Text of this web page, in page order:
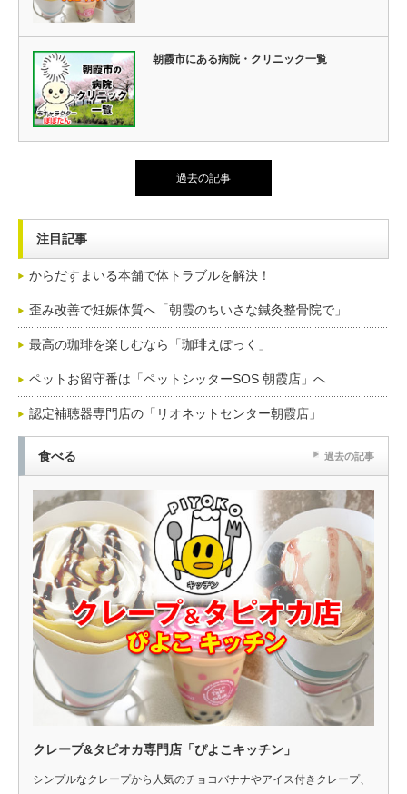
朝霞市にある病院・クリニック一覧
過去の記事
注目記事
からだすまいる本舗で体トラブルを解決！
歪み改善で妊娠体質へ「朝霞のちいさな鍼灸整骨院で」
最高の珈琲を楽しむなら「珈琲えぽっく」
ペットお留守番は「ペットシッターSOS 朝霞店」へ
認定補聴器専門店の「リオネットセンター朝霞店」
食べる 過去の記事
クレープ&タピオカ専門店「ぴよこキッチン」
シンプルなクレープから人気のチョコバナナやアイス付きクレープ、